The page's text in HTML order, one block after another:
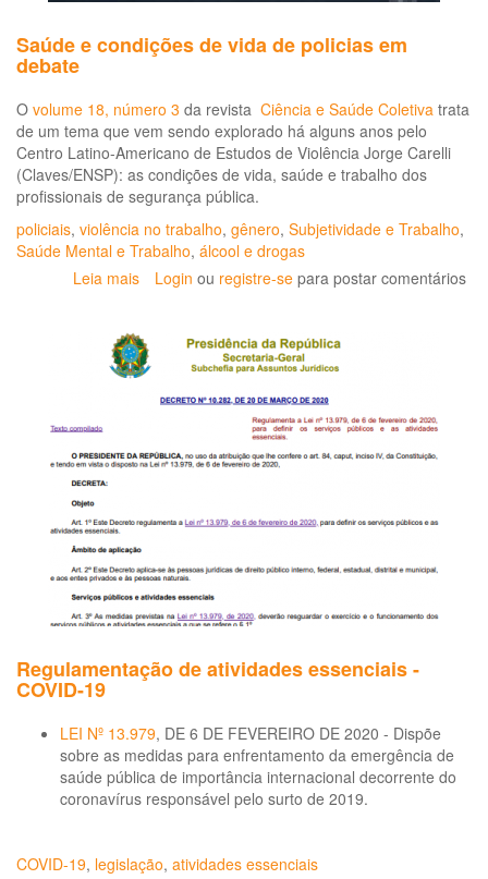
Saúde e condições de vida de policias em
debate
O volume 18, número 3 da revista Ciência e Saúde Coletiva trata
de um tema que vem sendo explorado há alguns anos pelo
Centro Latino-Americano de Estudos de Violência Jorge Carelli
(Claves/ENSP): as condições de vida, saúde e trabalho dos
profissionais de segurança pública.
policiais, violência no trabalho, gênero, Subjetividade e Trabalho,
Saúde Mental e Trabalho, álcool e drogas
Leia mais sobre
condições
de
em
debate
Login ou registre-se para postar comentários
Regulamentação de atividades essenciais -
COVID-19
LEI Nº 13.979, DE 6 DE FEVEREIRO DE 2020 - Dispõe
sobre as medidas para enfrentamento da emergência de
saúde pública de importância internacional decorrente do
coronavírus responsável pelo surto de 2019.
COVID-19, legislação, atividades essenciais